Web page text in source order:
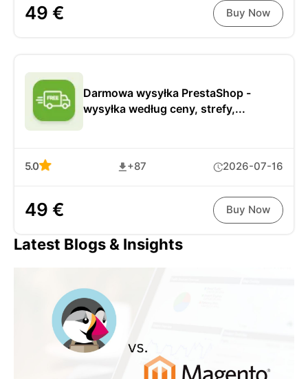
49 € Buy Now
Darmowa wysyłka PrestaShop -
wysyłka według ceny, strefy,...
5.0 +87 2026-07-16
49 € Buy Now
Latest Blogs & Insights